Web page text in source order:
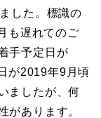
した。標識の
も遅れてのご
手予定日が
が2019年9月頃
ましたが、何
があります。